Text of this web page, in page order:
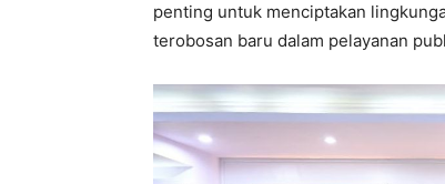
penting untuk menciptakan
terobosan baru dalam pelayanan